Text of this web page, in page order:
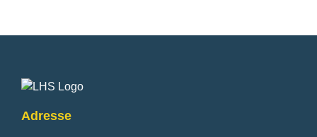
Fusszeile
Adresse